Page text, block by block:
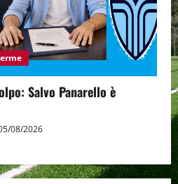
Salvo Panarello è
08/2026